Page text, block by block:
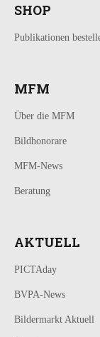
SHOP
Publikationen
MFM
Über die MFM
Bildhonorare
MFM-News
Beratung
AKTUELL
PICTAday
BVPA-News
Bildermarkt Aktuell